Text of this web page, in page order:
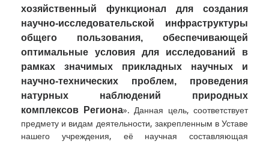
хозяйственный функционал для создания
научно-исследовательской инфраструктуры
общего пользования, обеспечивающей
оптимальные условия для исследований в
рамках значимых прикладных научных и
научно-технических проблем, проведения
натурных наблюдений природных
комплексов Региона». Данная цель, соответствует
предмету и видам деятельности, закрепленным в Уставе
нашего учреждения, её научная составляющая